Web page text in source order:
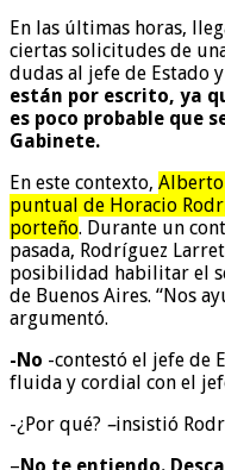
En las últimas horas,
ciertas solicitudes de
dudas al jefe de Estado
están por escrito, ya
es poco probable que
Gabinete.
En este contexto, Alberto
puntual de Horacio
porteño. Durante un
pasada, Rodríguez
posibilidad habilitar el
de Buenos Aires. “Nos
argumentó.
-No -contestó el jefe de
fluida y cordial con el
-¿Por qué? –insistió